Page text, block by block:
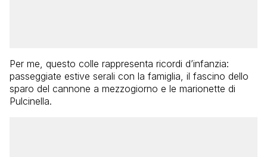
Per me, questo colle rappresenta ricordi d’infanzia:
passeggiate estive serali con la famiglia, il fascino dello
sparo del cannone a mezzogiorno e le marionette di
Pulcinella.